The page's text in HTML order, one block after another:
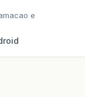
e